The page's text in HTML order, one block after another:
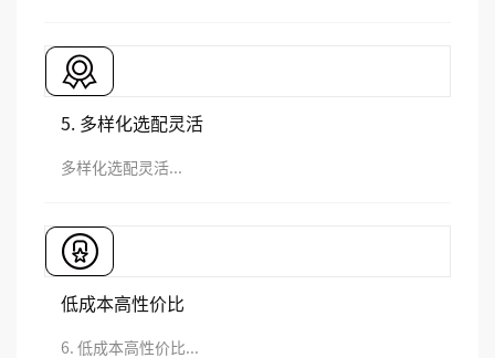
5. 多样化选配灵活
多样化选配灵活...
低成本高性价比
6. 低成本高性价比...